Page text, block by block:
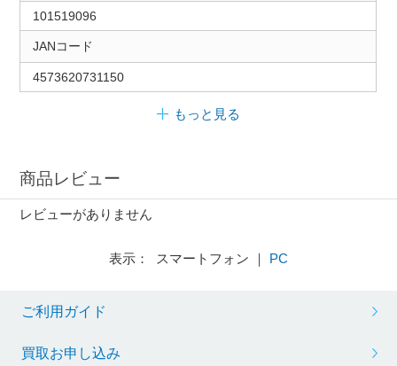
101519096
JANコード
4573620731150
もっと見る
商品レビュー
レビューがありません
表示： スマートフォン ｜ PC
ご利用ガイド
買取お申し込み